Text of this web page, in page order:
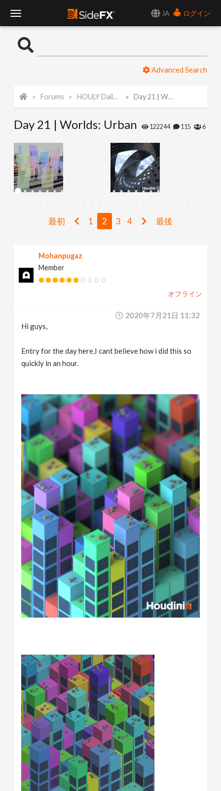
JA
ログイン
o
l
e
N
g
Advanced Search
Forums HOULY Daily Challenge Day 21 | Worlds: Urban
Day 21 | Worlds: Urban 122244 115 6
最初 1 2 3 4 最後
Mohanpugaz
Member
オフライン
2020年7月21日 11:32
Hi guys,
Entry for the day here,I cant believe how i did this so
quickly in an hour.